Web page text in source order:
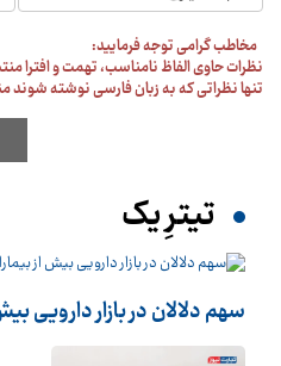
مخاطب گرامی توجه فرمایید:
نظرات حاوی الفاظ نامناسب، تهمت و افترا
تنها نظراتی که به زبان فارسی نوشته شوند
تیترِ یک
سهم دلالان در بازار دارویی